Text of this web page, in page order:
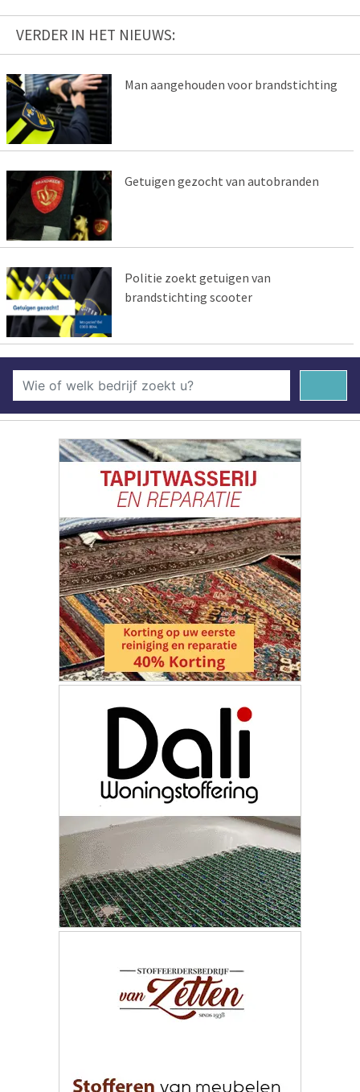
VERDER IN HET NIEUWS:
Man aangehouden voor brandstichting
Getuigen gezocht van autobranden
Politie zoekt getuigen van
brandstichting scooter